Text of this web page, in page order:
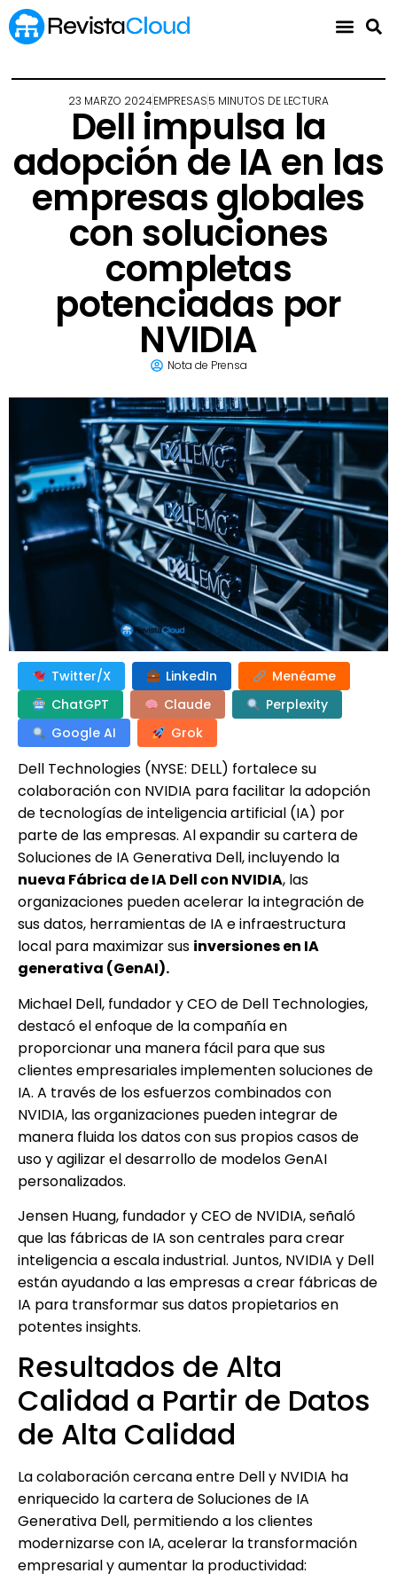
23 MARZO 2024EMPRESAS5 MINUTOS DE LECTURA
Dell impulsa la
adopción de IA en las
empresas globales
con soluciones
completas
potenciadas por
NVIDIA
Nota de Prensa
Twitter/X LinkedIn
Menéame
ChatGPT
Claude
Perplexity
Google AI
Grok
Dell Technologies (NYSE: DELL) fortalece su
colaboración con NVIDIA para facilitar la adopción
de tecnologías de inteligencia artificial (IA) por
parte de las empresas. Al expandir su cartera de
Soluciones de IA Generativa Dell, incluyendo la
nueva Fábrica de IA Dell con NVIDIA, las
organizaciones pueden acelerar la integración de
sus datos, herramientas de IA e infraestructura
local para maximizar sus inversiones en IA
generativa (GenAI).
Michael Dell, fundador y CEO de Dell Technologies,
destacó el enfoque de la compañía en
proporcionar una manera fácil para que sus
clientes empresariales implementen soluciones de
IA. A través de los esfuerzos combinados con
NVIDIA, las organizaciones pueden integrar de
manera fluida los datos con sus propios casos de
uso y agilizar el desarrollo de modelos GenAI
personalizados.
Jensen Huang, fundador y CEO de NVIDIA, señaló
que las fábricas de IA son centrales para crear
inteligencia a escala industrial. Juntos, NVIDIA y Dell
están ayudando a las empresas a crear fábricas de
IA para transformar sus datos propietarios en
potentes insights.
Resultados de Alta
Calidad a Partir de Datos
de Alta Calidad
La colaboración cercana entre Dell y NVIDIA ha
enriquecido la cartera de Soluciones de IA
Generativa Dell, permitiendo a los clientes
modernizarse con IA, acelerar la transformación
empresarial y aumentar la productividad: